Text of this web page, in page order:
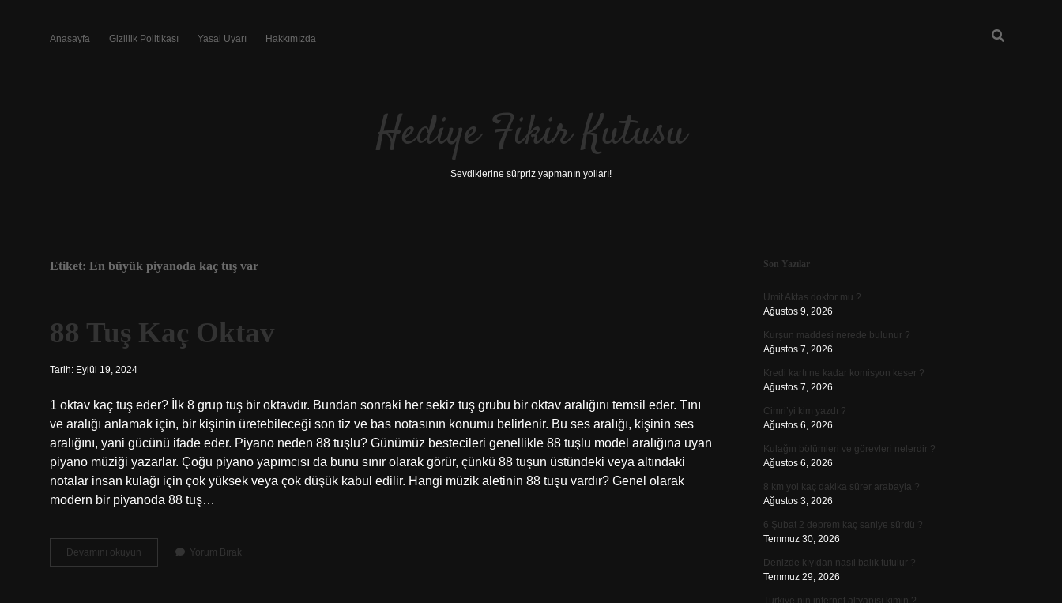
Anasayfa Gizlilik Politikası Yasal Uyarı Hakkımızda
Hediye Fikir Kutusu
Sevdiklerine sürpriz yapmanın yolları!
Etiket: En büyük piyanoda kaç tuş var
88 Tuş Kaç Oktav
Tarih: Eylül 19, 2024
1 oktav kaç tuş eder? İlk 8 grup tuş bir oktavdır. Bundan sonraki her sekiz tuş grubu bir oktav aralığını temsil eder. Tını
ve aralığı anlamak için, bir kişinin üretebileceği son tiz ve bas notasının konumu belirlenir. Bu ses aralığı, kişinin ses
aralığını, yani gücünü ifade eder. Piyano neden 88 tuşlu? Günümüz bestecileri genellikle 88 tuşlu model aralığına uyan
piyano müziği yazarlar. Çoğu piyano yapımcısı da bunu sınır olarak görür, çünkü 88 tuşun üstündeki veya altındaki
notalar insan kulağı için çok yüksek veya çok düşük kabul edilir. Hangi müzik aletinin 88 tuşu vardır? Genel olarak
modern bir piyanoda 88 tuş…
Devamını okuyun
Tuş
Yorum Bırak
Sidebar
Son Yazılar
Umit Aktas doktor mu ?
Ağustos 9, 2026
Kurşun maddesi nerede bulunur ?
Ağustos 7, 2026
Kredi kartı ne kadar komisyon keser ?
Ağustos 7, 2026
Cimri’yi kim yazdı ?
Ağustos 6, 2026
Kulağın bölümleri ve görevleri nelerdir ?
Ağustos 6, 2026
8 km yol kaç dakika sürer arabayla ?
Ağustos 3, 2026
6 Şubat 2 deprem kaç saniye sürdü ?
Temmuz 30, 2026
Denizde kıyıdan nasıl balık tutulur ?
Temmuz 29, 2026
Türkiye’nin internet altyapısı kimin ?